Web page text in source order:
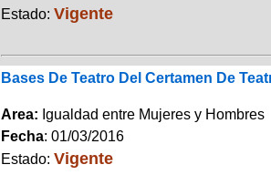
Estado: Vigente
Bases De Teatro Del Certamen De
Area: Igualdad entre Mujeres y
Fecha: 01/03/2016
Estado: Vigente